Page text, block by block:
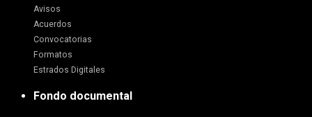
Avisos
Acuerdos
Convocatorias
Formatos
Estrados Digitales
Fondo documental